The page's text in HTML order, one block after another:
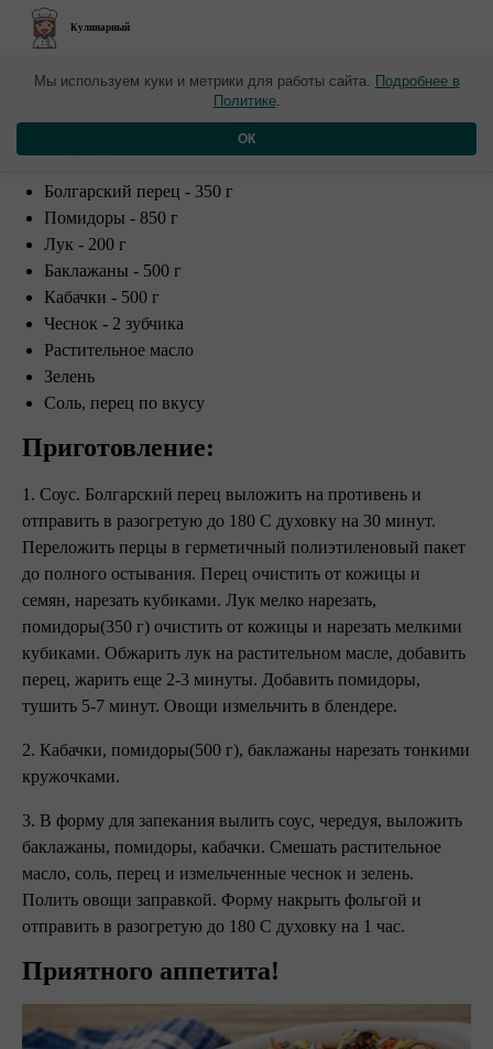
Кулинарный
​Рататуй
Болгарский перец - 350 г
Помидоры - 850 г
Лук - 200 г
Баклажаны - 500 г
Кабачки - 500 г
Чеснок - 2 зубчика
Растительное масло
Зелень
Соль, перец по вкусу
Приготовление:
1. Соус. Болгарский перец выложить на противень и
отправить в разогретую до 180 С духовку на 30 минут.
Переложить перцы в герметичный полиэтиленовый пакет
до полного остывания. Перец очистить от кожицы и
семян, нарезать кубиками. Лук мелко нарезать,
помидоры(350 г) очистить от кожицы и нарезать мелкими
кубиками. Обжарить лук на растительном масле, добавить
перец, жарить еще 2-3 минуты. Добавить помидоры,
тушить 5-7 минут. Овощи измельчить в блендере.
2. Кабачки, помидоры(500 г), баклажаны нарезать тонкими
кружочками.
3. В форму для запекания вылить соус, чередуя, выложить
баклажаны, помидоры, кабачки. Смешать растительное
масло, соль, перец и измельченные чеснок и зелень.
Полить овощи заправкой. Форму накрыть фольгой и
отправить в разогретую до 180 С духовку на 1 час.
Приятного аппетита!
Мы используем куки и метрики для работы сайта. Подробнее в
Политике.
ОК